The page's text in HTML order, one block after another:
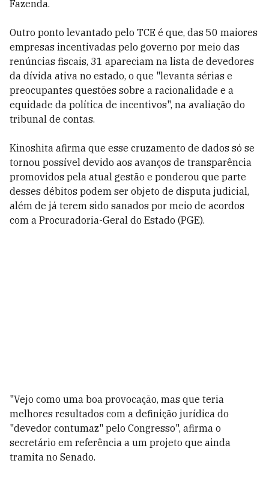
Fazenda.
Outro ponto levantado pelo TCE é que, das 50 maiores
empresas incentivadas pelo governo por meio das
renúncias fiscais, 31 apareciam na lista de devedores
da dívida ativa no estado, o que "levanta sérias e
preocupantes questões sobre a racionalidade e a
equidade da política de incentivos", na avaliação do
tribunal de contas.
Kinoshita afirma que esse cruzamento de dados só se
tornou possível devido aos avanços de transparência
promovidos pela atual gestão e ponderou que parte
desses débitos podem ser objeto de disputa judicial,
além de já terem sido sanados por meio de acordos
com a Procuradoria-Geral do Estado (PGE).
"Vejo como uma boa provocação, mas que teria
melhores resultados com a definição jurídica do
"devedor contumaz" pelo Congresso", afirma o
secretário em referência a um projeto que ainda
tramita no Senado.